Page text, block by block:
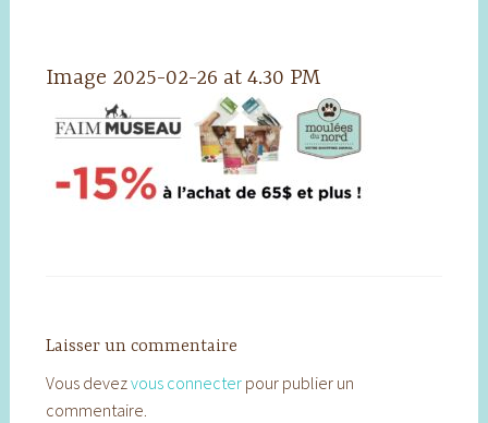
Image 2025-02-26 at 4.30 PM
Laisser un commentaire
Vous devezvous connecterpour publier un
commentaire.